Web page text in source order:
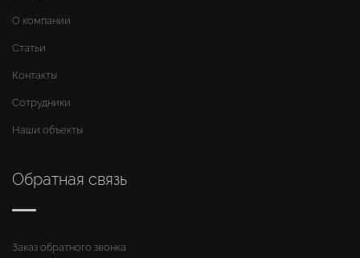
О компании
Статьи
Контакты
Сотрудники
Наши объекты
Обратная связь
Заказ обратного звонка